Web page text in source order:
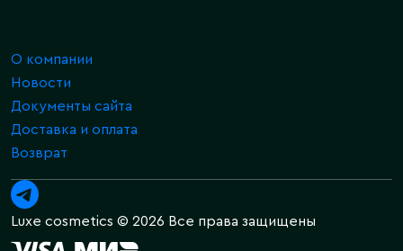
О компании
Новости
Документы сайта
Доставка и оплата
Возврат
Luxe cosmetics © 2026 Все права защищены